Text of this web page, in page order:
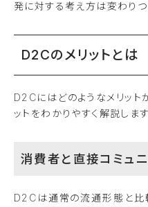
発に対する考え方は変わりつ
D2Cのメリットとは
D2Cにはどのようなメリット
ットをわかりやすく解説します
消費者と直接コミュ
D2Cは通常の流通形態と比